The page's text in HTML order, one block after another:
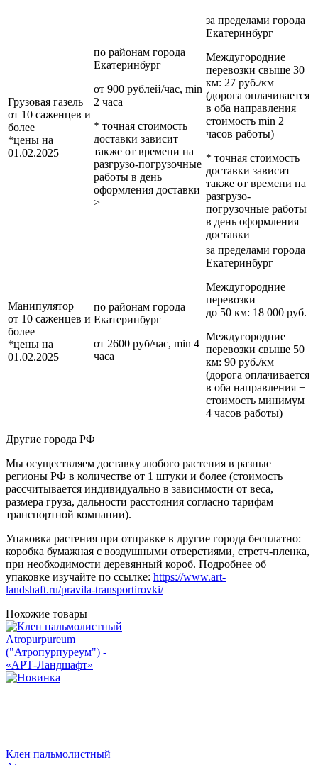
Грузовая газель
от 10 саженцев и
более
*цены на
01.02.2025
по районам города
Екатеринбург
от 900 рублей/час, min
2 часа
* точная стоимость
доставки зависит
также от времени на
разгрузо-погрузочные
работы в день
оформления доставки
>
за пределами города
Екатеринбург
Междугородние
перевозки свыше 30
км: 27 руб./км
(дорога оплачивается
в оба направления +
стоимость min 2
часов работы)
* точная стоимость
доставки зависит
также от времени на
разгрузо-
погрузочные работы
в день оформления
доставки
Манипулятор
от 10 саженцев и
более
*цены на
01.02.2025
по районам города
Екатеринбург
от 2600 руб/час, min 4
часа
за пределами города
Екатеринбург
Междугородние
перевозки
до 50 км: 18 000 руб.
Междугородние
перевозки свыше 50
км: 90 руб./км
(дорога оплачивается
в оба направления +
стоимость минимум
4 часов работы)
Другие города РФ
Мы осуществляем доставку любого растения в разные
регионы РФ в количестве от 1 штуки и более (стоимость
рассчитывается индивидуально в зависимости от веса,
размера груза, дальности расстояния согласно тарифам
транспортной компании).
Упаковка растения при отправке в другие города бесплатно:
коробка бумажная с воздушными отверстиями, стретч-пленка,
при необходимости деревянный короб. Подробнее об
упаковке изучайте по ссылке: https://www.art-
landshaft.ru/pravila-transportirovki/
Похожие товары
Клен пальмолистный